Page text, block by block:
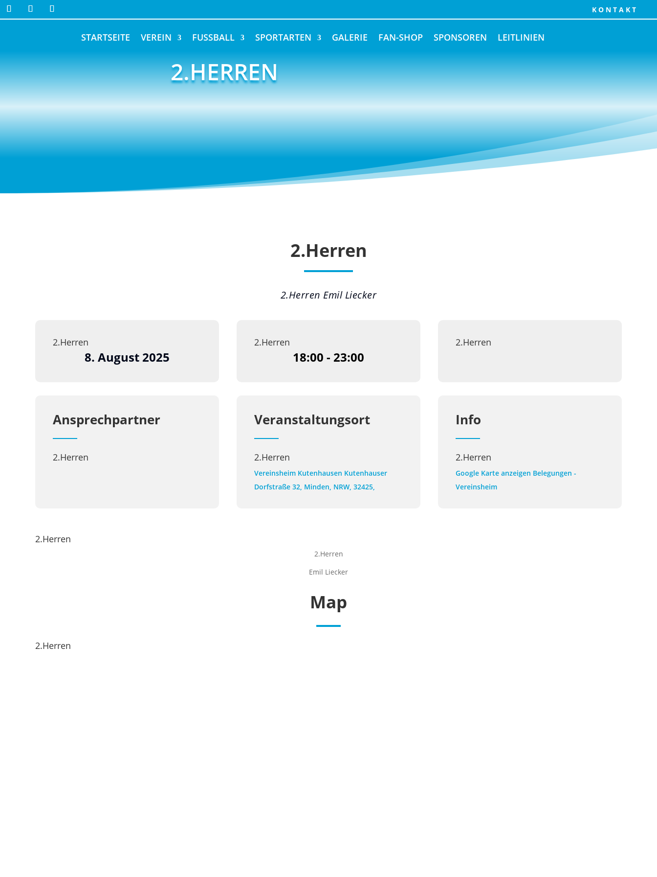
KONTAKT
STARTSEITE VEREIN FUSSBALL SPORTARTEN GALERIE FAN-SHOP SPONSOREN LEITLINIEN
2.HERREN
2.Herren
2.Herren Emil Liecker
2.Herren
8. August 2025
2.Herren
18:00 - 23:00
2.Herren
Ansprechpartner
2.Herren
Veranstaltungsort
2.Herren
Vereinsheim Kutenhausen Kutenhauser
Dorfstraße 32, Minden, NRW, 32425,
Info
2.Herren
Google Karte anzeigen Belegungen -
Vereinsheim
2.Herren
2.Herren
Emil Liecker
Map
2.Herren